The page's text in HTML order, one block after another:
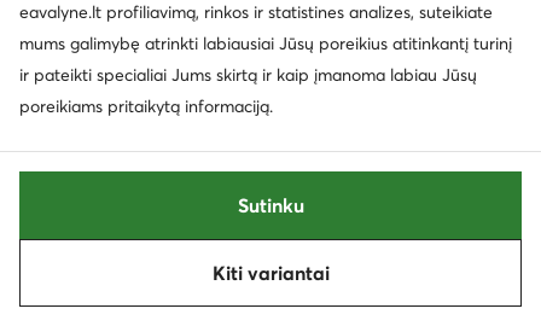
eavalyne.lt profiliavimą, rinkos ir statistines analizes, suteikiate
mums galimybę atrinkti labiausiai Jūsų poreikius atitinkantį turinį
ir pateikti specialiai Jums skirtą ir kaip įmanoma labiau Jūsų
poreikiams pritaikytą informaciją.
Kiti variantai
Sutinku